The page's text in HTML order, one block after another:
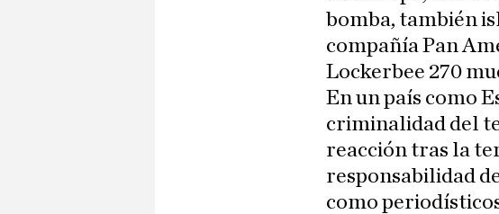
bomba, también
compañía Pan
Lockerbee 270
En un país como
criminalidad del
reacción tras la
responsabilidad
como